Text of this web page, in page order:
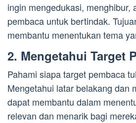
ingin mengedukasi, menghibur,
pembaca untuk bertindak.
membantu menentukan tema
2. Mengetahui Target
Pahami siapa target pembaca
Mengetahui latar belakang dan
dapat membantu dalam
relevan dan menarik bagi